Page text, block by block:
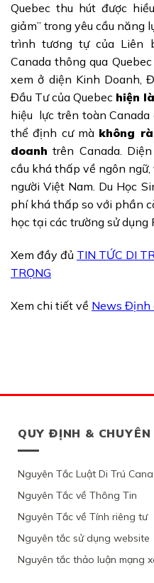
Quebec thu hút được
giảm” trong yêu cầu năng
trình tương tự của Liên
Canada thông qua
xem ở diện Kinh Doanh,
Đầu Tư của Quebec hiện
hiệu lực trên toàn
thể định cư mà không
doanh trên Canada.
cầu khá thấp về ngôn
người Việt Nam. Du Học
phí khá thấp so với phần
học tại các trường sử
Xem đầy đủ TIN TỨC DI
TRỌNG
Xem chi tiết về News Định
QUY ĐỊNH & CHUYÊN
Nguyên Tắc Luật Di Trú
Nguyên Tắc về Thông Tin
Nguyên Tắc về Tính riêng tư
Nguyên tắc sử dụng website
Nguyên tắc thảo luận mạng